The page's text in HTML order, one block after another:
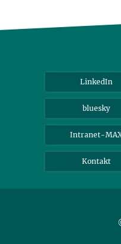
LinkedIn
bluesky
Intranet-
Kontakt